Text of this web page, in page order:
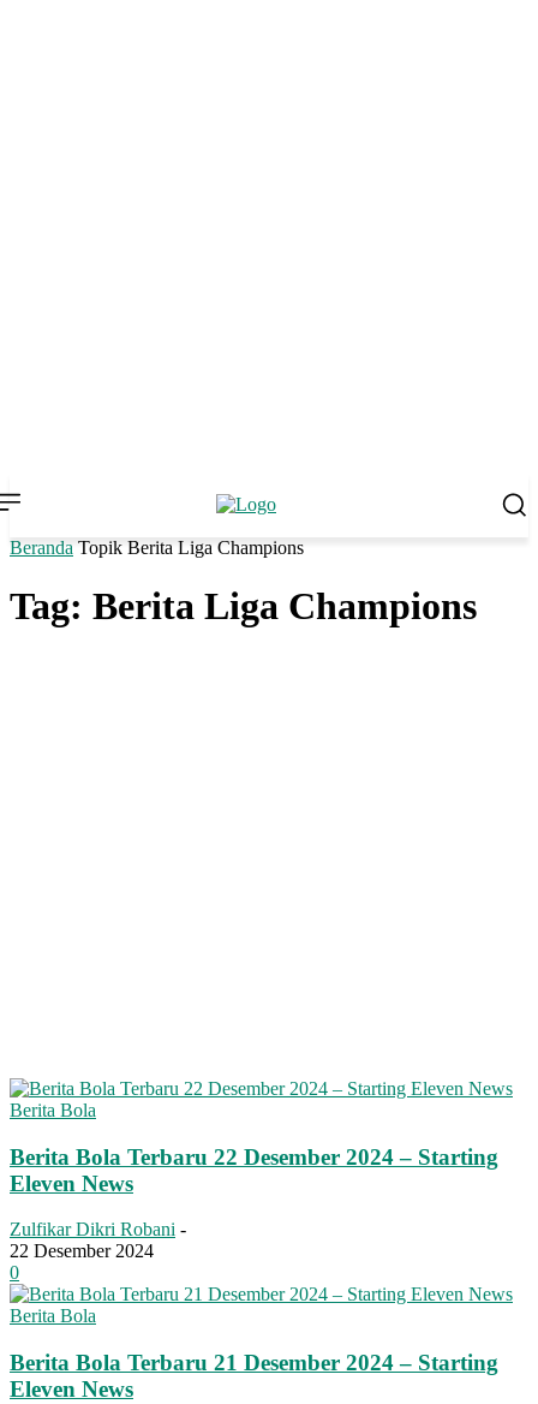
Beranda Topik Berita Liga Champions
Tag: Berita Liga Champions
Berita Bola
Berita Bola Terbaru 22 Desember 2024 – Starting
Eleven News
Zulfikar Dikri Robani -
22 Desember 2024
0
Berita Bola
Berita Bola Terbaru 21 Desember 2024 – Starting
Eleven News